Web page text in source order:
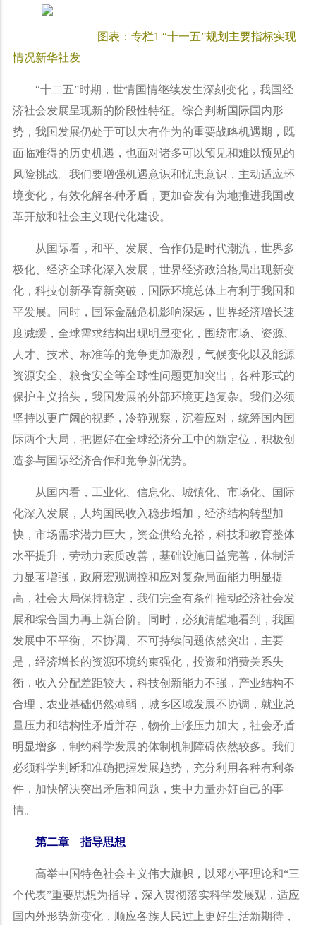
图表：专栏1 “十一五”规划主要指标实现
情况新华社发
“十二五”时期，世情国情继续发生深刻变化，我国经
济社会发展呈现新的阶段性特征。综合判断国际国内形
势，我国发展仍处于可以大有作为的重要战略机遇期，既
面临难得的历史机遇，也面对诸多可以预见和难以预见的
风险挑战。我们要增强机遇意识和忧患意识，主动适应环
境变化，有效化解各种矛盾，更加奋发有为地推进我国改
革开放和社会主义现代化建设。
从国际看，和平、发展、合作仍是时代潮流，世界多
极化、经济全球化深入发展，世界经济政治格局出现新变
化，科技创新孕育新突破，国际环境总体上有利于我国和
平发展。同时，国际金融危机影响深远，世界经济增长速
度减缓，全球需求结构出现明显变化，围绕市场、资源、
人才、技术、标准等的竞争更加激烈，气候变化以及能源
资源安全、粮食安全等全球性问题更加突出，各种形式的
保护主义抬头，我国发展的外部环境更趋复杂。我们必须
坚持以更广阔的视野，冷静观察，沉着应对，统筹国内国
际两个大局，把握好在全球经济分工中的新定位，积极创
造参与国际经济合作和竞争新优势。
从国内看，工业化、信息化、城镇化、市场化、国际
化深入发展，人均国民收入稳步增加，经济结构转型加
快，市场需求潜力巨大，资金供给充裕，科技和教育整体
水平提升，劳动力素质改善，基础设施日益完善，体制活
力显著增强，政府宏观调控和应对复杂局面能力明显提
高，社会大局保持稳定，我们完全有条件推动经济社会发
展和综合国力再上新台阶。同时，必须清醒地看到，我国
发展中不平衡、不协调、不可持续问题依然突出，主要
是，经济增长的资源环境约束强化，投资和消费关系失
衡，收入分配差距较大，科技创新能力不强，产业结构不
合理，农业基础仍然薄弱，城乡区域发展不协调，就业总
量压力和结构性矛盾并存，物价上涨压力加大，社会矛盾
明显增多，制约科学发展的体制机制障碍依然较多。我们
必须科学判断和准确把握发展趋势，充分利用各种有利条
件，加快解决突出矛盾和问题，集中力量办好自己的事
情。
第二章 指导思想
高举中国特色社会主义伟大旗帜，以邓小平理论和“三
个代表”重要思想为指导，深入贯彻落实科学发展观，适应
国内外形势新变化，顺应各族人民过上更好生活新期待，